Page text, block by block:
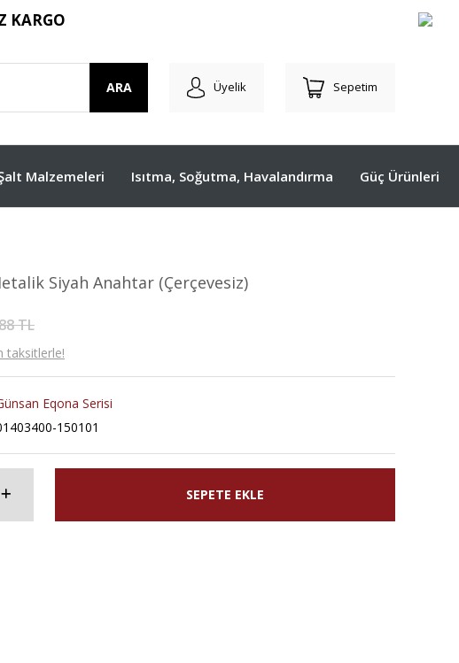
KARGO
ARA Üyelik Sepetim
Malzemeleri Isıtma, Soğutma, Havalandırma Güç Ürünleri
Siyah Anahtar (Çerçevesiz)
TL
taksitlerle!
Eqona Serisi
150101
SEPETE EKLE